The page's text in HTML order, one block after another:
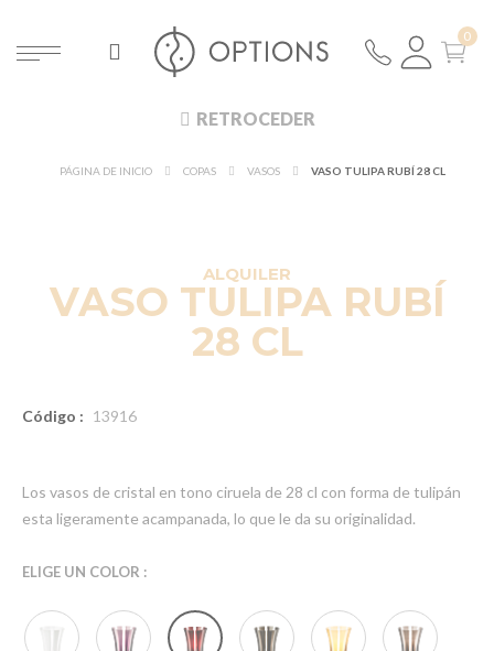
RETROCEDER
PÁGINA DE INICIO COPAS VASOS VASO TULIPA RUBÍ 28 CL
ALQUILER
VASO TULIPA RUBÍ
28 CL
Código : 13916
Los vasos de cristal en tono ciruela de 28 cl con forma de tulipán
esta ligeramente acampanada, lo que le da su originalidad.
ELIGE UN COLOR :